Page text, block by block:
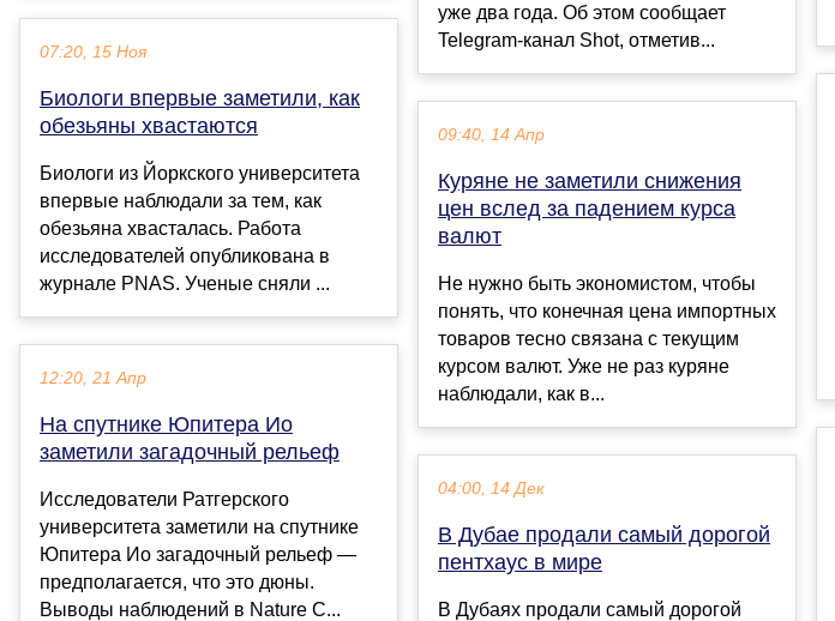
07:20, 15 Ноя
Биологи впервые заметили, как
обезьяны хвастаются
Биологи из Йоркского университета
впервые наблюдали за тем, как
обезьяна хвасталась. Работа
исследователей опубликована в
журнале PNAS. Ученые сняли ...
12:20, 21 Апр
На спутнике Юпитера Ио
заметили загадочный рельеф
Исследователи Ратгерского
университета заметили на спутнике
Юпитера Ио загадочный рельеф —
предполагается, что это дюны.
Выводы наблюдений в Nature C...
уже два года. Об этом сообщает
Telegram-канал Shot, отметив...
09:40, 14 Апр
Куряне не заметили снижения
цен вслед за падением курса
валют
Не нужно быть экономистом, чтобы
понять, что конечная цена импортных
товаров тесно связана с текущим
курсом валют. Уже не раз куряне
наблюдали, как в...
04:00, 14 Дек
В Дубае продали самый дорогой
пентхаус в мире
В Дубаях продали самый дорогой